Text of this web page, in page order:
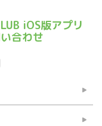
iOS版アプリ
合わせ